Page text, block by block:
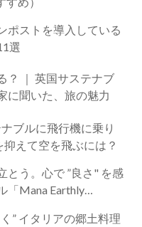
ポストを導入している
選
ナブ
に聞いた、旅の魅力
ブルに飛行機に乗り
えて空を飛ぶには？
とう。心で ”良さ" を感
「Mana Earthly
” イタリアの郷土料理